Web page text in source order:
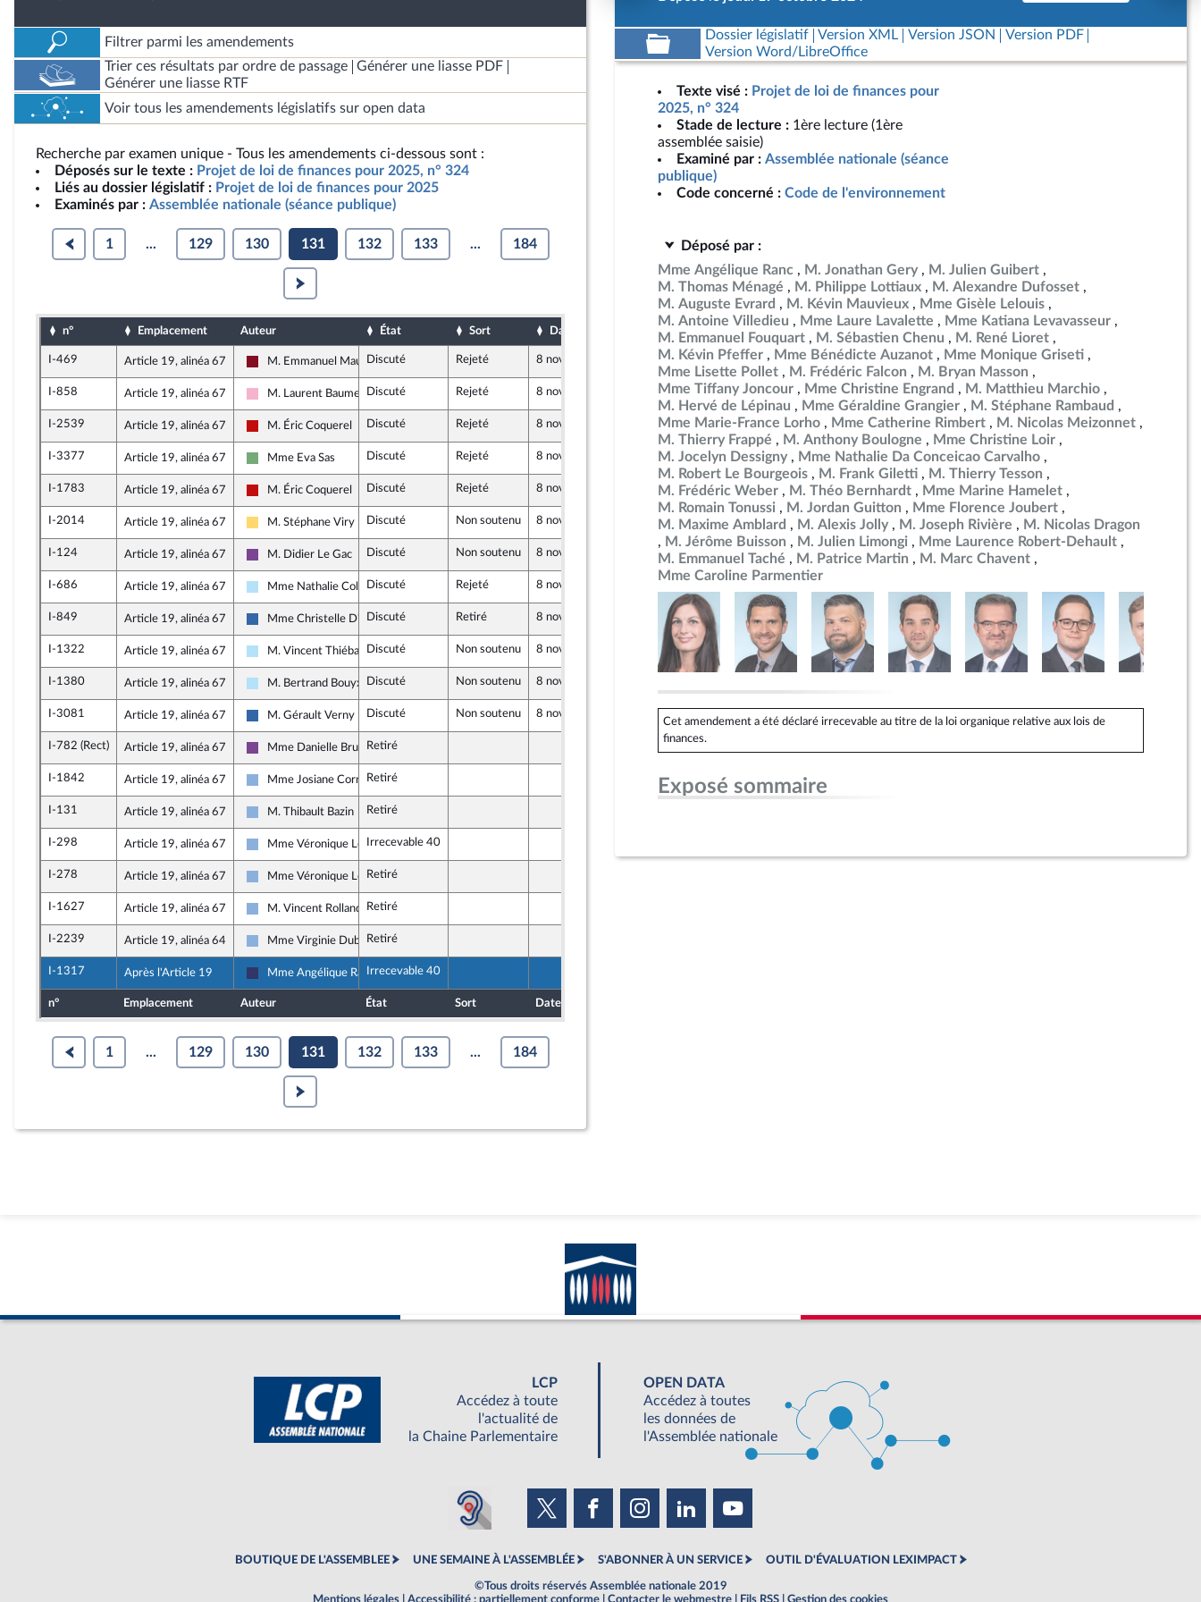
Filtrer parmi les amendements
Trier ces résultats par ordre de passage
Générer une liasse PDF
Générer une liasse RTF
Voir tous les amendements législatifs sur open data
Recherche par examen unique - Tous les amendements ci-dessous sont :
Déposés sur le texte : Projet de loi de finances pour 2025, n° 324
Liés au dossier législatif : Projet de loi de finances pour 2025
Examinés par : Assemblée nationale (séance publique)
1 ... 129 130 131 132 133 ... 184
n° Emplacement Auteur État Sort Date d'examen Date de dépôt
I-469 Article 19, alinéa 67
Gauche Démocrate et Républicaine
M. Emmanuel MaurelDiscuté Rejeté 8 novembre 2024 16 octobre 2024
I-858 Article 19, alinéa 67
Socialistes et apparentés
M. Laurent Baumel Discuté Rejeté 8 novembre 2024 17 octobre 2024
I-2539 Article 19, alinéa 67
La France insoumise - Nouveau Front Populaire
M. Éric Coquerel Discuté Rejeté 8 novembre 2024 19 octobre 2024
I-3377 Article 19, alinéa 67
Écologiste et Social
Mme Eva Sas Discuté Rejeté 8 novembre 2024 19 octobre 2024
I-1783 Article 19, alinéa 67
La France insoumise - Nouveau Front Populaire
M. Éric Coquerel Discuté Rejeté 8 novembre 2024 18 octobre 2024
I-2014 Article 19, alinéa 67
Libertés, Indépendants, Outre-mer et Territoires
M. Stéphane Viry Discuté Non soutenu 8 novembre 2024 18 octobre 2024
I-124 Article 19, alinéa 67
Ensemble pour la République
M. Didier Le Gac Discuté Non soutenu 8 novembre 2024 15 octobre 2024
I-686 Article 19, alinéa 67
Horizons & Indépendants
Mme Nathalie Colin-Oesterlé
Discuté Rejeté 8 novembre 2024
I-849 Article 19, alinéa 67
UDR
Mme Christelle D'Intorni
Discuté Retiré 8 novembre 2024 17 octobre 2024
I-1322 Article 19, alinéa 67
Horizons & Indépendants
M. Vincent ThiébautDiscuté Non soutenu 8 novembre 2024 17 octobre 2024
I-1380 Article 19, alinéa 67
Horizons & Indépendants
M. Bertrand Bouyx Discuté Non soutenu 8 novembre 2024
I-3081 Article 19, alinéa 67
UDR
M. Gérault Verny Discuté Non soutenu 8 novembre 2024
I-782 (Rect) Article 19, alinéa 67
Ensemble pour la République
Mme Danielle Brulebois
Retiré 17 octobre 2024
I-1842 Article 19, alinéa 67
Droite Républicaine
Mme Josiane Corneloup
Retiré 18 octobre 2024
I-131 Article 19, alinéa 67
Droite Républicaine
M. Thibault Bazin Retiré
I-298 Article 19, alinéa 67
Droite Républicaine
Mme Véronique LouwagieIrrecevable 40
I-278 Article 19, alinéa 67
Droite Républicaine
Mme Véronique Louwagie
Retiré
I-1627 Article 19, alinéa 67
Droite Républicaine
M. Vincent Rolland Retiré
I-2239 Article 19, alinéa 64
Droite Républicaine
Mme Virginie Duby-Muller
Retiré
I-1317 Après l'Article 19
Rassemblement National
Mme Angélique RancIrrecevable 40
n° Emplacement Auteur État Sort Date d'examen
1 ... 129 130 131 132 133 ... 184
Dossier législatif Version XML Version JSON
Version PDF
Version Word/LibreOffice
Texte visé : Projet de loi de finances pour
2025, n° 324
Stade de lecture : 1ère lecture (1ère
assemblée saisie)
Examiné par : Assemblée nationale (séance
publique)
Code concerné : Code de l'environnement
Déposé par :
Mme Angélique Ranc
M. Jonathan Gery
M. Julien Guibert
M. Thomas Ménagé
M. Philippe Lottiaux
M. Alexandre Dufosset
M. Auguste Evrard
M. Kévin Mauvieux
Mme Gisèle Lelouis
M. Antoine Villedieu
Mme Laure Lavalette
Mme Katiana Levavasseur
M. Emmanuel Fouquart
M. Sébastien Chenu
M. René Lioret
M. Kévin Pfeffer
Mme Bénédicte Auzanot
Mme Monique Griseti
Mme Lisette Pollet
M. Frédéric Falcon
M. Bryan Masson
Mme Tiffany Joncour
Mme Christine Engrand
M. Matthieu Marchio
M. Hervé de Lépinau
Mme Géraldine Grangier
M. Stéphane Rambaud
Mme Marie-France Lorho
Mme Catherine Rimbert
M. Nicolas Meizonnet
M. Thierry Frappé
M. Anthony Boulogne
Mme Christine Loir
M. Jocelyn Dessigny
Mme Nathalie Da Conceicao Carvalho
M. Robert Le Bourgeois
M. Frank Giletti
M. Thierry Tesson
M. Frédéric Weber
M. Théo Bernhardt
Mme Marine Hamelet
M. Romain Tonussi
M. Jordan Guitton
Mme Florence Joubert
M. Maxime Amblard
M. Alexis Jolly M. Joseph Rivière
M. Nicolas Dragon
M. Jérôme Buisson
M. Julien Limongi
Mme Laurence Robert-Dehault
M. Emmanuel Taché
M. Patrice Martin
M. Marc Chavent
Mme Caroline Parmentier
Cet amendement a été déclaré irrecevable au titre de la loi organique relative aux lois de
finances.
Exposé sommaire
LCP
Accédez à toute
l'actualité de
la Chaine Parlementaire
OPEN DATA
Accédez à toutes
les données de
l'Assemblée nationale
BOUTIQUE DE L'ASSEMBLEE UNE SEMAINE À L'ASSEMBLÉE S'ABONNER À UN SERVICE OUTIL D'ÉVALUATION LEXIMPACT
©Tous droits réservés Assemblée nationale 2019
Mentions légales
Accessibilité : partiellement conforme Contacter le webmestre Fils RSS Gestion des cookies